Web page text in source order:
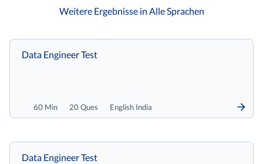
Weitere Ergebnisse in Alle Sprachen
60 Min 20 Ques English India
Data Engineer Test
Data Engineer Test